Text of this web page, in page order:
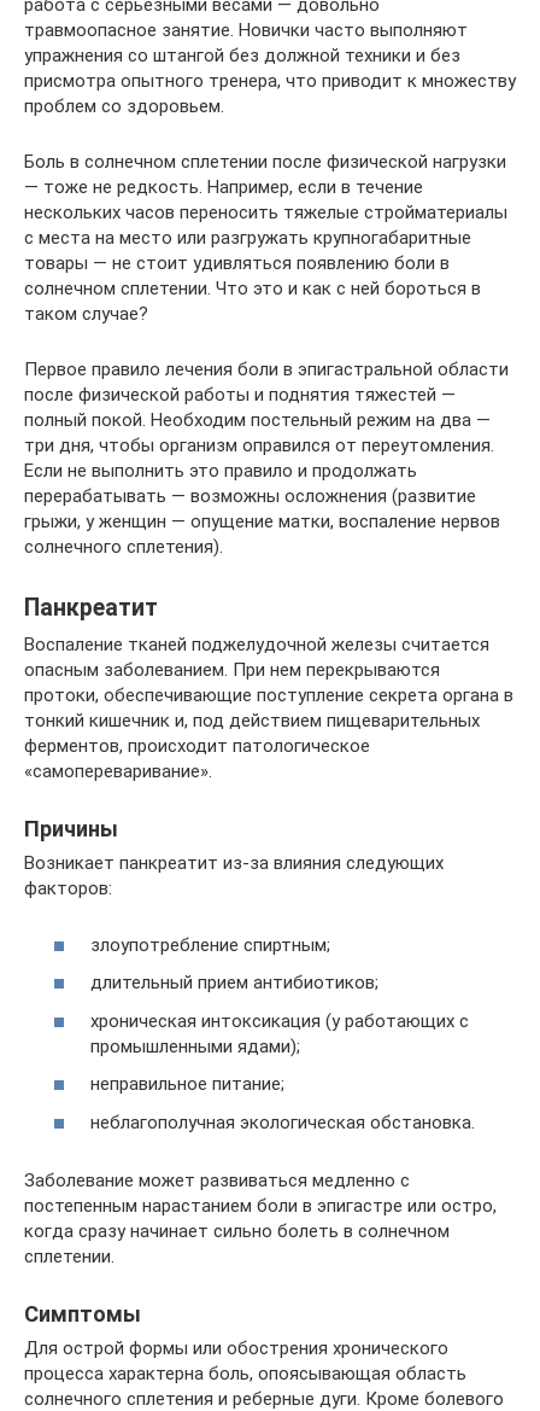
работа с серьезными весами — довольно
травмоопасное занятие. Новички часто выполняют
упражнения со штангой без должной техники и без
присмотра опытного тренера, что приводит к множеству
проблем со здоровьем.
Боль в солнечном сплетении после физической нагрузки
— тоже не редкость. Например, если в течение
нескольких часов переносить тяжелые стройматериалы
с места на место или разгружать крупногабаритные
товары — не стоит удивляться появлению боли в
солнечном сплетении. Что это и как с ней бороться в
таком случае?
Первое правило лечения боли в эпигастральной области
после физической работы и поднятия тяжестей —
полный покой. Необходим постельный режим на два —
три дня, чтобы организм оправился от переутомления.
Если не выполнить это правило и продолжать
перерабатывать — возможны осложнения (развитие
грыжи, у женщин — опущение матки, воспаление нервов
солнечного сплетения).
Панкреатит
Воспаление тканей поджелудочной железы считается
опасным заболеванием. При нем перекрываются
протоки, обеспечивающие поступление секрета органа в
тонкий кишечник и, под действием пищеварительных
ферментов, происходит патологическое
«самопереваривание».
Причины
Возникает панкреатит из-за влияния следующих
факторов:
злоупотребление спиртным;
длительный прием антибиотиков;
хроническая интоксикация (у работающих с
промышленными ядами);
неправильное питание;
неблагополучная экологическая обстановка.
Заболевание может развиваться медленно с
постепенным нарастанием боли в эпигастре или остро,
когда сразу начинает сильно болеть в солнечном
сплетении.
Симптомы
Для острой формы или обострения хронического
процесса характерна боль, опоясывающая область
солнечного сплетения и реберные дуги. Кроме болевого